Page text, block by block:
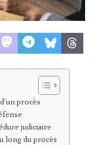
procès
judiciaire
long du procès